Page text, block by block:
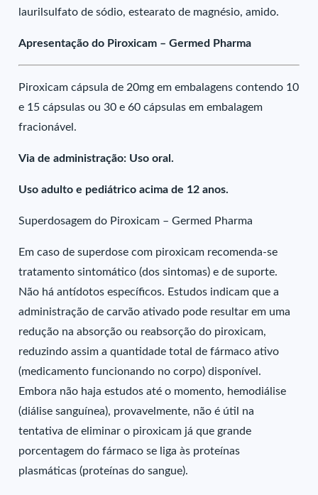
laurilsulfato de sódio, estearato de magnésio, amido.
Apresentação do Piroxicam – Germed Pharma
Piroxicam cápsula de 20mg em embalagens contendo 10
e 15 cápsulas ou 30 e 60 cápsulas em embalagem
fracionável.
Via de administração: Uso oral.
Uso adulto e pediátrico acima de 12 anos.
Superdosagem do Piroxicam – Germed Pharma
Em caso de superdose com piroxicam recomenda-se
tratamento sintomático (dos sintomas) e de suporte.
Não há antídotos específicos. Estudos indicam que a
administração de carvão ativado pode resultar em uma
redução na absorção ou reabsorção do piroxicam,
reduzindo assim a quantidade total de fármaco ativo
(medicamento funcionando no corpo) disponível.
Embora não haja estudos até o momento, hemodiálise
(diálise sanguínea), provavelmente, não é útil na
tentativa de eliminar o piroxicam já que grande
porcentagem do fármaco se liga às proteínas
plasmáticas (proteínas do sangue).